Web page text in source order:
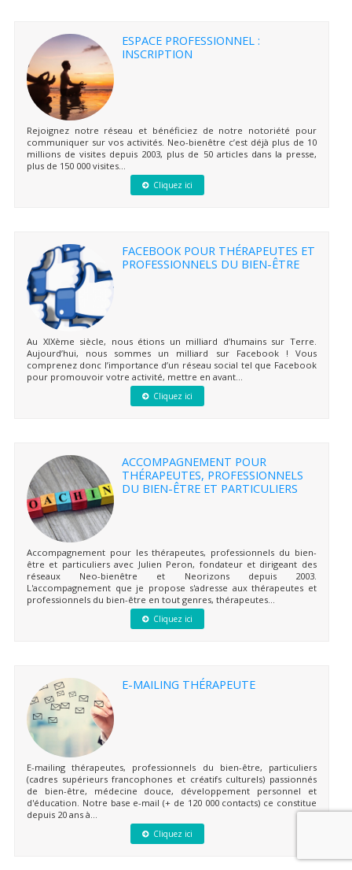
ESPACE PROFESSIONNEL :
INSCRIPTION
Rejoignez notre réseau et bénéficiez de notre notoriété pour
communiquer sur vos activités. Neo-bienêtre c’est déjà plus de 10
millions de visites depuis 2003, plus de 50 articles dans la presse,
plus de 150 000 visites...
Cliquez ici
FACEBOOK POUR THÉRAPEUTES ET
PROFESSIONNELS DU BIEN-ÊTRE
Au XIXème siècle, nous étions un milliard d’humains sur Terre.
Aujourd’hui, nous sommes un milliard sur Facebook ! Vous
comprenez donc l’importance d’un réseau social tel que Facebook
pour promouvoir votre activité, mettre en avant...
Cliquez ici
ACCOMPAGNEMENT POUR
THÉRAPEUTES, PROFESSIONNELS
DU BIEN-ÊTRE ET PARTICULIERS
Accompagnement pour les thérapeutes, professionnels du bien-
être et particuliers avec Julien Peron, fondateur et dirigeant des
réseaux Neo-bienêtre et Neorizons depuis 2003.
L'accompagnement que je propose s'adresse aux thérapeutes et
professionnels du bien-être en tout genres, thérapeutes...
Cliquez ici
E-MAILING THÉRAPEUTE
E-mailing thérapeutes, professionnels du bien-être, particuliers
(cadres supérieurs francophones et créatifs culturels) passionnés
de bien-être, médecine douce, développement personnel et
d'éducation. Notre base e-mail (+ de 120 000 contacts) ce constitue
depuis 20 ans à...
Cliquez ici